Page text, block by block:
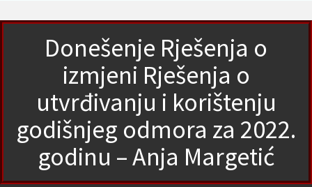
Donešenje Rješenja o
izmjeni Rješenja o
utvrđivanju i korištenju
godišnjeg odmora za 2022.
godinu – Anja Margetić